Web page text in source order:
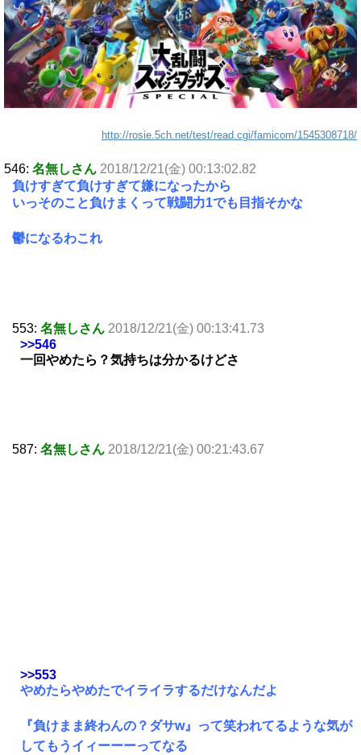
http://rosie.5ch.net/test/read.cgi/famicom/1545308718/
546: 名無しさん 2018/12/21(金) 00:13:02.82
負けすぎて負けすぎて嫌になったから
いっそのこと負けまくって戦闘力1でも目指そかな
鬱になるわこれ
553: 名無しさん 2018/12/21(金) 00:13:41.73
>>546
一回やめたら？気持ちは分かるけどさ
587: 名無しさん 2018/12/21(金) 00:21:43.67
>>553
やめたらやめたでイライラするだけなんだよ
『負けまま終わんの？ダサw』って笑われてるような気が
してもうイィーーーってなる